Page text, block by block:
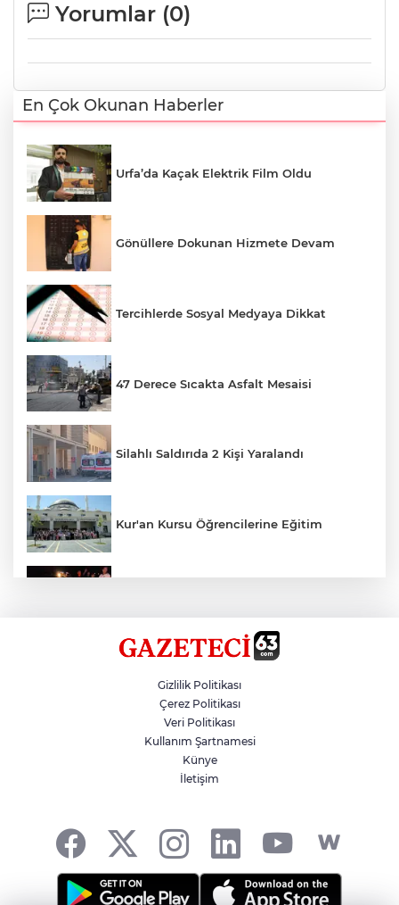
Yorumlar (0)
En Çok Okunan Haberler
Urfa’da Kaçak Elektrik Film Oldu
Gönüllere Dokunan Hizmete Devam
Tercihlerde Sosyal Medyaya Dikkat
47 Derece Sıcakta Asfalt Mesaisi
Silahlı Saldırıda 2 Kişi Yaralandı
Kur'an Kursu Öğrencilerine Eğitim
Siverek’te Mahmut Gülel Dönemi
Filistin Konvoyuna Coşkulu Karşılama
Gizlilik Politikası
Çerez Politikası
Veri Politikası
Kullanım Şartnamesi
Künye
İletişim